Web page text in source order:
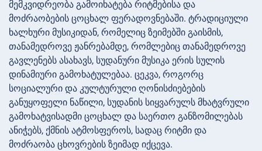
მემკვიდრეობა გამოიხატება რიტმებისა და
მოძრაობების ცოცხალ ფერადოვნებაში. ტრადიციული
ხალხური მუსიკიდან, რომელიც ზეიმებში გაისმის,
თანამედროვე ჟანრებამდე, რომლებიც თანამედროვე
გავლენებს ასახავს, სუდანური მუსიკა ერის სულის
დინამიური გამოხატულებაა. ცეკვა, როგორც
სოციალური და კულტურული ღონისძიებების
განუყოფელი ნაწილი, სუდანის სიყვარულს მხატვრული
გამოხატვისადმი ცოცხალ და საერთო განზომილებას
ანიჭებს, ქმნის ატმოსფეროს, სადაც რიტმი და
მოძრაობა ცხოვრების ზეიმად იქცევა.